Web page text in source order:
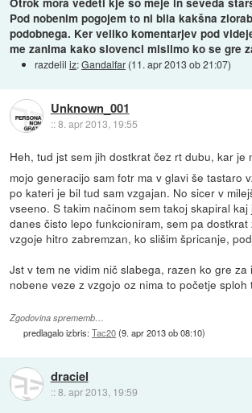
Pod nobenim pogojem to ni bila kakšna
podobnega. Ker veliko komentarjev pod
me zanima kako slovenci mislimo ko se gre
razdeliliz:Gandalfar (11. apr 2013 ob 21:07)
Unknown_001
::8. apr 2013, 19:55
Heh, tud jst sem jih dostkrat čez rt dubu, kar je
mojo generacijo sam fotr ma v glavi še tastaro
po kateri je bil tud sam vzgajan. No sicer v
vseeno. S takim načinom sem takoj skapiral
danes čisto lepo funkcioniram, sem pa
vzgoje hitro zabremzan, ko slišim špricanje,
Jst v tem ne vidim nič slabega, razen ko gre za
nobene veze z vzgojo oz nima to početje sploh
Zgodovina sprememb…
predlagalo izbris:Tac20(9. apr 2013 ob 08:10)
draciel
::8. apr 2013, 19:59